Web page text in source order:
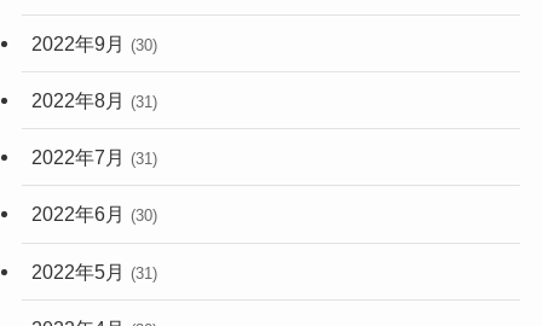
2022年9月 (30)
2022年8月 (31)
2022年7月 (31)
2022年6月 (30)
2022年5月 (31)